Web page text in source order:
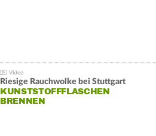
Riesige Rauchwolke bei Stuttgart
KUNSTSTOFFFLASCHEN
BRENNEN